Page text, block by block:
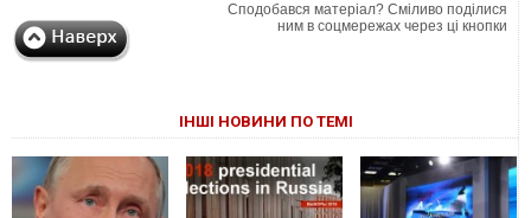
Сподобався матеріал? Сміливо поділися
ним в соцмережах через ці кнопки
ІНШІ НОВИНИ ПО ТЕМІ